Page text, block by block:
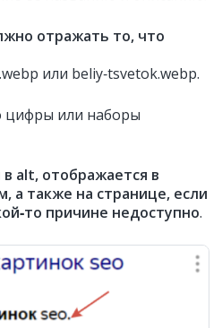
отражать то, что
или beliy‑tsvetok.webp.
цифры или наборы
alt, отображается в
а также на странице, если
причине недоступно.